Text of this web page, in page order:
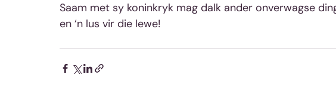
Saam met sy koninkryk mag dalk ander onverwagse
en ‘n lus vir die lewe!